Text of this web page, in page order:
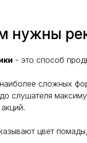
нужны
- это способ
сложных
слушателя
цвет